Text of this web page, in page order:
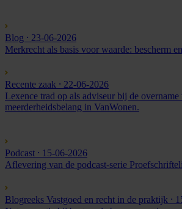
Blog ⸱ 23-06-2026
Merkrecht als basis voor waarde: bescherm
Recente zaak ⸱ 22-06-2026
Lexence trad op als adviseur bij de overname
meerderheidsbelang in VanWonen.
Podcast ⸱ 15-06-2026
Aflevering van de podcast-serie
Blogreeks Vastgoed en recht in de praktijk ⸱